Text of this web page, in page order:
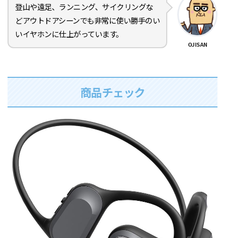
登山や遠足、ランニング、サイクリングな
どアウトドアシーンでも非常に使い勝手のい
いイヤホンに仕上がっています。
OJISAN
商品チェック